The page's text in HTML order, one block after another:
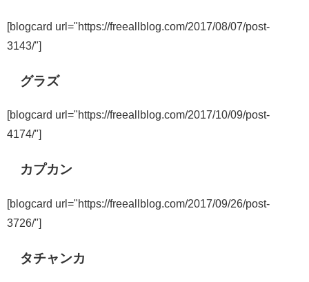
[blogcard url="https://freeallblog.com/2017/08/07/post-
3143/"]
グラズ
[blogcard url="https://freeallblog.com/2017/10/09/post-
4174/"]
カプカン
[blogcard url="https://freeallblog.com/2017/09/26/post-
3726/"]
タチャンカ